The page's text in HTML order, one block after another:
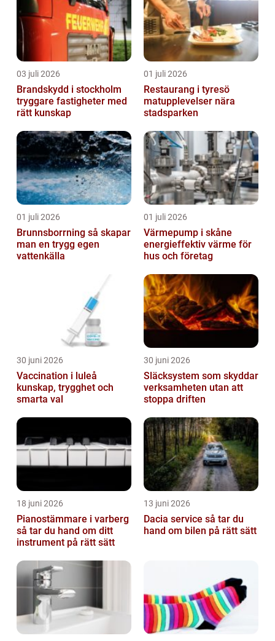
03 juli 2026
Brandskydd i stockholm
tryggare fastigheter med
rätt kunskap
01 juli 2026
Restaurang i tyresö
matupplevelser nära
stadsparken
01 juli 2026
Brunnsborrning så skapar
man en trygg egen
vattenkälla
01 juli 2026
Värmepump i skåne
energieffektiv värme för
hus och företag
30 juni 2026
Vaccination i luleå
kunskap, trygghet och
smarta val
30 juni 2026
Släcksystem som skyddar
verksamheten utan att
stoppa driften
18 juni 2026
Pianostämmare i varberg
så tar du hand om ditt
instrument på rätt sätt
13 juni 2026
Dacia service så tar du
hand om bilen på rätt sätt